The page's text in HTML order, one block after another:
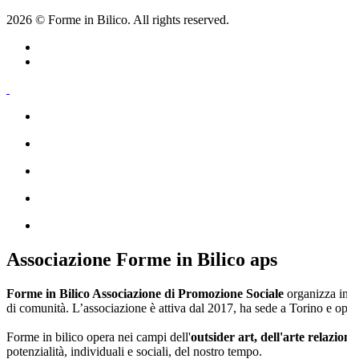
2026 © Forme in Bilico. All rights reserved.
Associazione Forme in Bilico aps
Forme in Bilico Associazione di Promozione Sociale organizza
di comunità. L’associazione è attiva dal 2017, ha sede a Torino e
Forme in bilico opera nei campi dell'outsider art, dell'arte
potenzialità, individuali e sociali, del nostro tempo.